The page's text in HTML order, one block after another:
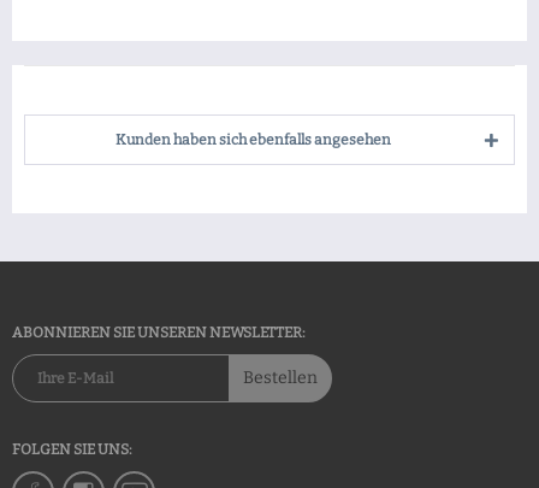
Kunden haben sich ebenfalls angesehen
ABONNIEREN SIE UNSEREN NEWSLETTER:
Bestellen
FOLGEN SIE UNS: